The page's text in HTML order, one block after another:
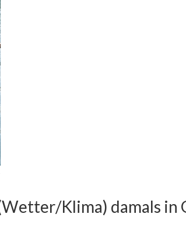
Klima) damals in